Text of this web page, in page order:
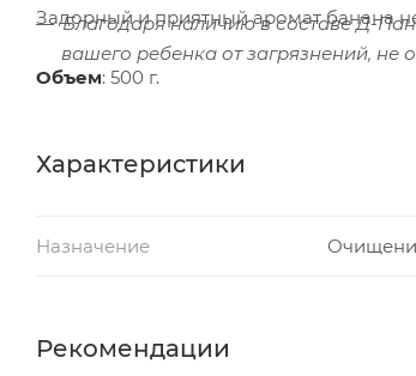
Благодаря наличию в составе Д-
вашего ребенка от загрязнений, не
Задорный и приятный аромат банана
Объем: 500 г.
Характеристики
Назначение
Рекомендации